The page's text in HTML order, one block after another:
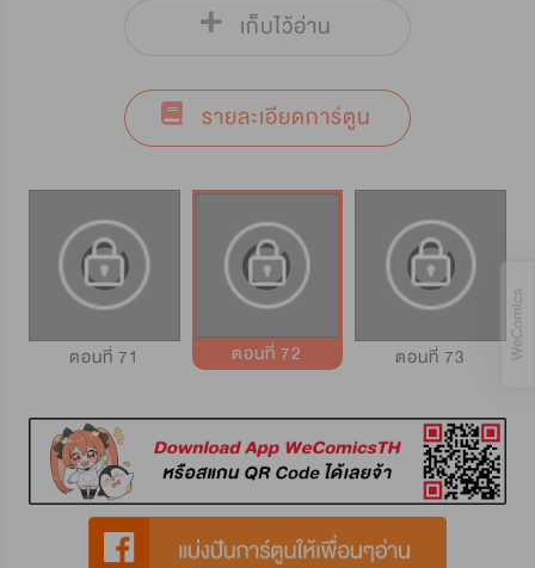
เก็บไว้อ่าน
รายละเอียดการ์ตูน
ตอนที่ 71 ตอนที่ 72 ตอนที่ 73